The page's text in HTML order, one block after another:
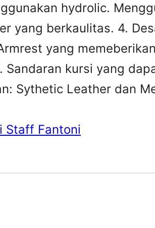
hydrolic.
yang berkaulitas. 4.
yang
Sandaran kursi yang
Sythetic Leather dan
Staff Fantoni